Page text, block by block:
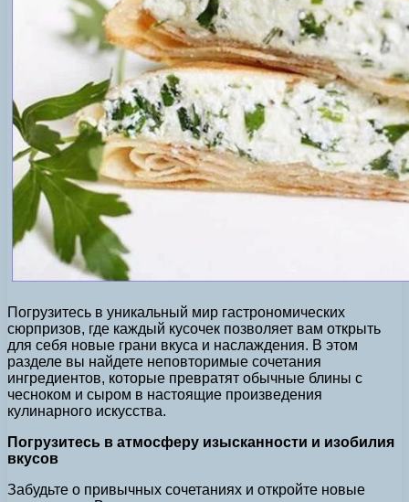
Погрузитесь в уникальный мир гастрономических
сюрпризов, где каждый кусочек позволяет вам открыть
для себя новые грани вкуса и наслаждения. В этом
разделе вы найдете неповторимые сочетания
ингредиентов, которые превратят обычные блины с
чесноком и сыром в настоящие произведения
кулинарного искусства.
Погрузитесь в атмосферу изысканности и изобилия
вкусов
Забудьте о привычных сочетаниях и откройте новые